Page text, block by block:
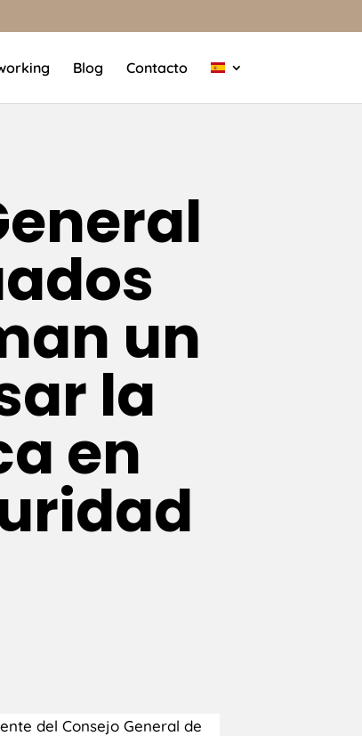
Blog Contacto
un
la
en
del Consejo General de